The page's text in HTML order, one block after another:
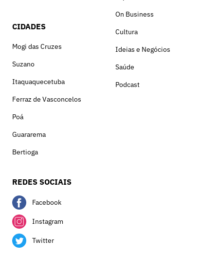
CIDADES
Mogi das Cruzes
Suzano
Itaquaquecetuba
Ferraz de Vasconcelos
Poá
Guararema
Bertioga
On Business
Cultura
Ideias e Negócios
Saúde
Podcast
REDES SOCIAIS
Facebook
Instagram
Twitter